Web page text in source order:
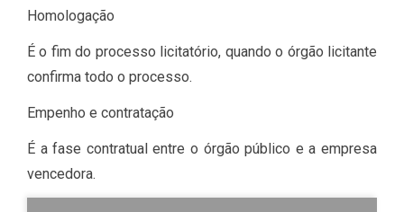
Homologação
É o fim do processo licitatório, quando o órgão licitante
confirma todo o processo.
Empenho e contratação
É a fase contratual entre o órgão público e a empresa
vencedora.